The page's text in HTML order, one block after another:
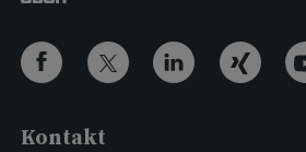
Kontakt